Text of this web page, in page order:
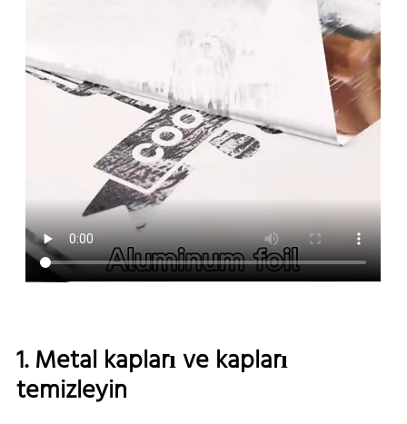
1. Metal kapları ve kapları
temizleyin